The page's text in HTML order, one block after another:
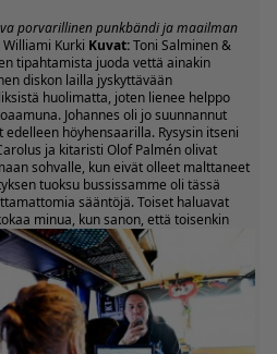
porvarillinen punkbändi ja maailman
Williami Kurki Kuvat:Toni Salminen &
tipahtamista juoda vettä ainakin
diskon lailla jyskyttävään
huolimatta, joten lienee helppo
Johannes oli jo suunnannut
höyhensaarilla. Rysysin itseni
ja kitaristi Olof Palmén olivat
sohvalle, kun eivät olleet malttaneet
tuoksu bussissamme oli tässä
sääntöjä. Toiset haluavat
minua, kun sanon, että toisenkin